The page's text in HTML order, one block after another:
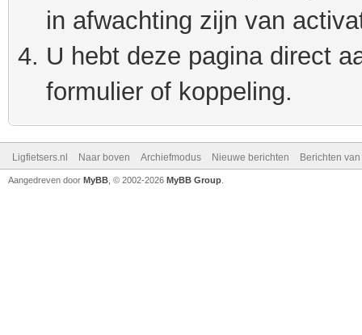
in afwachting zijn van
U hebt deze pagina direct
formulier of koppeling.
Ligfietsers.nl Naar boven Archiefmodus Nieuwe berichten Berichten
Aangedreven door MyBB , © 2002-2026 MyBB Group